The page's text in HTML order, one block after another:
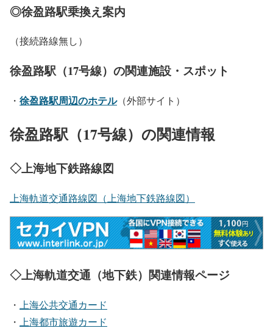
◎徐盈路駅乗換え案内
（接続路線無し）
徐盈路駅（17号線）の関連施設・スポット
・ 徐盈路駅周辺のホテル（外部サイト）
徐盈路駅（17号線）の関連情報
◇上海地下鉄路線図
上海軌道交通路線図（上海地下鉄路線図）
◇上海軌道交通（地下鉄）関連情報ページ
・
上海公共交通カード
・
上海都市旅遊カード